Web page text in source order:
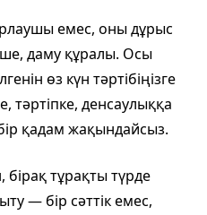
емес, оны дұрыс
даму құралы. Осы
өз күн тәртібіңізге
тәртіпке, денсаулыққа
қадам жақындайсыз.
тұрақты түрде
— бір сәттік емес,